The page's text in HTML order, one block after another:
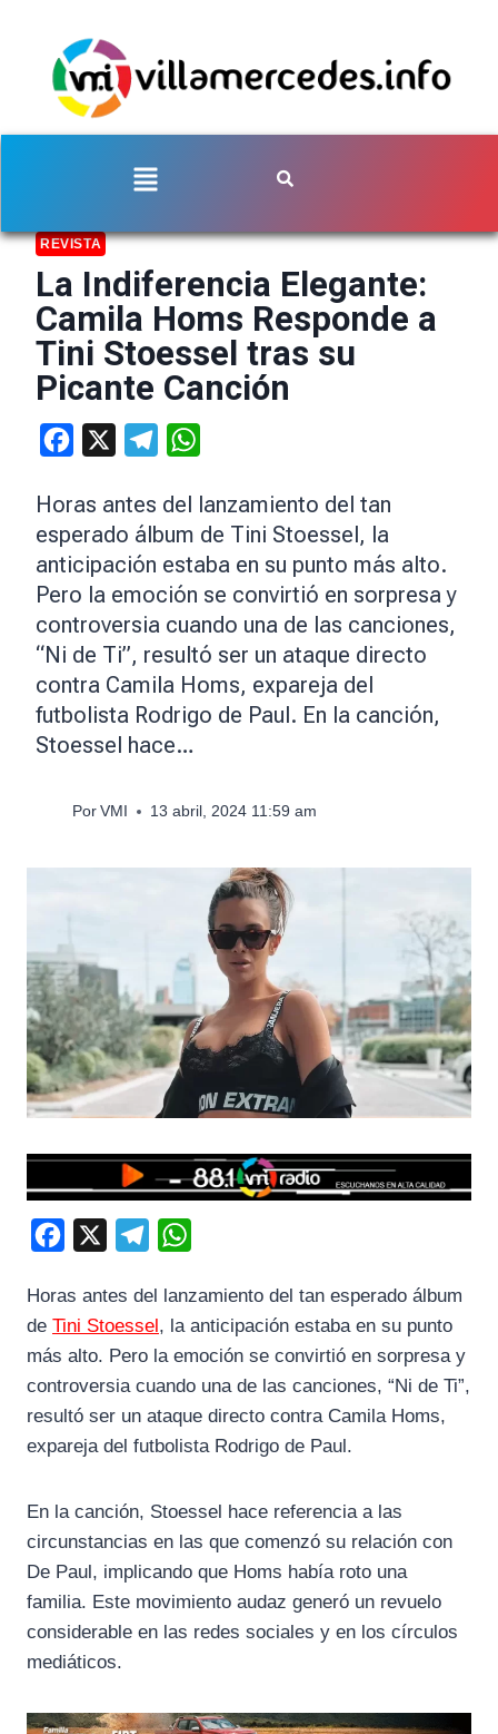
REVISTA
La Indiferencia Elegante:
Camila Homs Responde a
Tini Stoessel tras su
Picante Canción
Facebook Telegram
Horas antes del lanzamiento del tan
esperado álbum de Tini Stoessel, la
anticipación estaba en su punto más alto.
Pero la emoción se convirtió en sorpresa y
controversia cuando una de las canciones,
“Ni de Ti”, resultó ser un ataque directo
contra Camila Homs, expareja del
futbolista Rodrigo de Paul. En la canción,
Stoessel hace…
Por VMI 13 abril, 2024 11:59 am
c
e
b
l
e
g
a
a
t
s
Horas antes del lanzamiento del tan esperado álbum
de Tini Stoessel, la anticipación estaba en su punto
más alto. Pero la emoción se convirtió en sorpresa y
controversia cuando una de las canciones, “Ni de Ti”,
resultó ser un ataque directo contra Camila Homs,
expareja del futbolista Rodrigo de Paul.
En la canción, Stoessel hace referencia a las
circunstancias en las que comenzó su relación con
De Paul, implicando que Homs había roto una
familia. Este movimiento audaz generó un revuelo
considerable en las redes sociales y en los círculos
mediáticos.